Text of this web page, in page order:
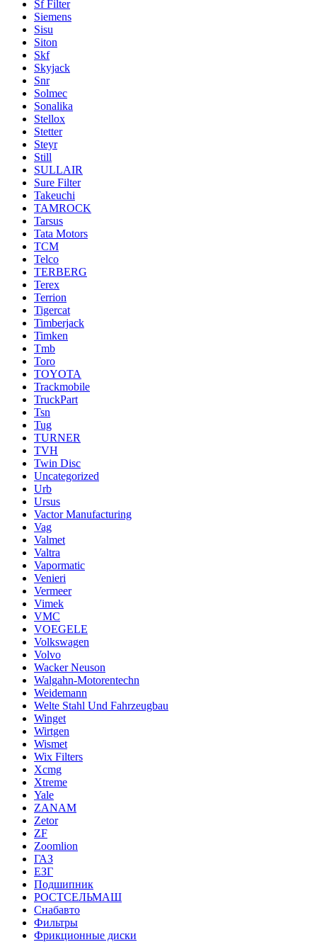
Sf Filter
Siemens
Sisu
Siton
Skf
Skyjack
Snr
Solmec
Sonalika
Stellox
Stetter
Steyr
Still
SULLAIR
Sure Filter
Takeuchi
TAMROCK
Tarsus
Tata Motors
TCM
Telco
TERBERG
Terex
Terrion
Tigercat
Timberjack
Timken
Tmb
Toro
TOYOTA
Trackmobile
TruckPart
Tsn
Tug
TURNER
TVH
Twin Disc
Uncategorized
Urb
Ursus
Vactor Manufacturing
Vag
Valmet
Valtra
Vapormatic
Venieri
Vermeer
Vimek
VMC
VOEGELE
Volkswagen
Volvo
Wacker Neuson
Walgahn-Motorentechn
Weidemann
Welte Stahl Und Fahrzeugbau
Winget
Wirtgen
Wismet
Wix Filters
Xcmg
Xtreme
Yale
ZANAM
Zetor
ZF
Zoomlion
ГАЗ
ЕЗГ
Подшипник
РОСТСЕЛЬМАШ
Снабавто
Фильтры
Фрикционные диски